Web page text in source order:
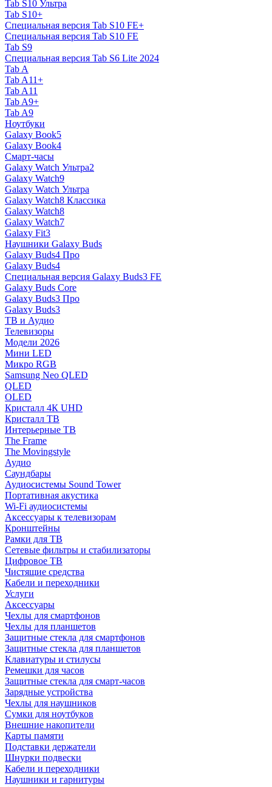
Tab S10 Ультра
Tab S10+
Специальная версия Tab S10 FE+
Специальная версия Tab S10 FE
Tab S9
Специальная версия Tab S6 Lite 2024
Tab A
Tab A11+
Tab A11
Tab A9+
Tab A9
Ноутбуки
Galaxy Book5
Galaxy Book4
Смарт-часы
Galaxy Watch Ультра2
Galaxy Watch9
Galaxy Watch Ультра
Galaxy Watch8 Классика
Galaxy Watch8
Galaxy Watch7
Galaxy Fit3
Наушники Galaxy Buds
Galaxy Buds4 Про
Galaxy Buds4
Специальная версия Galaxy Buds3 FE
Galaxy Buds Core
Galaxy Buds3 Про
Galaxy Buds3
ТВ и Аудио
Телевизоры
Модели 2026
Мини LED
Микро RGB
Samsung Neo QLED
QLED
OLED
Кристалл 4К UHD
Кристалл ТВ
Интерьерные ТВ
The Frame
The Movingstyle
Аудио
Саундбары
Аудиосистемы Sound Tower
Портативная акустика
Wi-Fi аудиосистемы
Аксессуары к телевизорам
Кронштейны
Рамки для ТВ
Сетевые фильтры и стабилизаторы
Цифровое ТВ
Чистящие средства
Кабели и переходники
Услуги
Аксессуары
Чехлы для смартфонов
Чехлы для планшетов
Защитные стекла для смартфонов
Защитные стекла для планшетов
Клавиатуры и стилусы
Ремешки для часов
Защитные стекла для смарт-часов
Зарядные устройства
Чехлы для наушников
Сумки для ноутбуков
Внешние накопители
Карты памяти
Подставки держатели
Шнурки подвески
Кабели и переходники
Наушники и гарнитуры